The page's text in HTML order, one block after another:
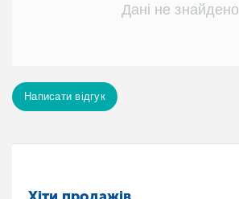
Дані не знайдено
Написати відгук